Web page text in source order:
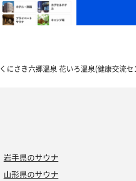
くにさき六郷温泉 花いろ温泉(健康交流
岩手県のサウナ
山形県のサウナ